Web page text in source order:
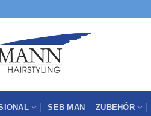
SEB MAN ZUBEHÖR